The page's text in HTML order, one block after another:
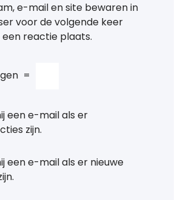
e-mail en site bewaren in
voor de volgende keer
reactie plaats.
=
een e-mail als er
zijn.
een e-mail als er nieuwe